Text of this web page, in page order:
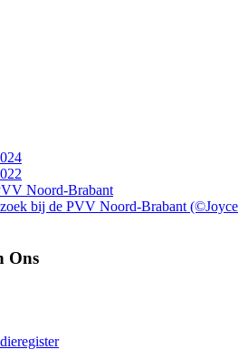
Noord-Brabant
bij de PVV Noord-Brabant (©Joyce
Ons